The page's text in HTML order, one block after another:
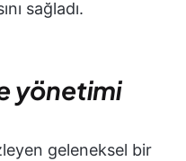
sağladı.
yönetimi
geleneksel bir